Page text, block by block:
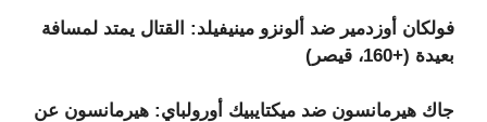
فولكان أوزدمير ضد ألونزو مينيفيلد: القتال يمتد لمسافة
بعيدة (+160، قيصر)
جاك هيرمانسون ضد ميكتايبيك أورولباي: هيرمانسون عن